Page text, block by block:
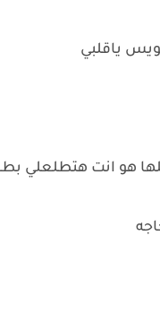
ياقلبي
هو انت هتطلعلي